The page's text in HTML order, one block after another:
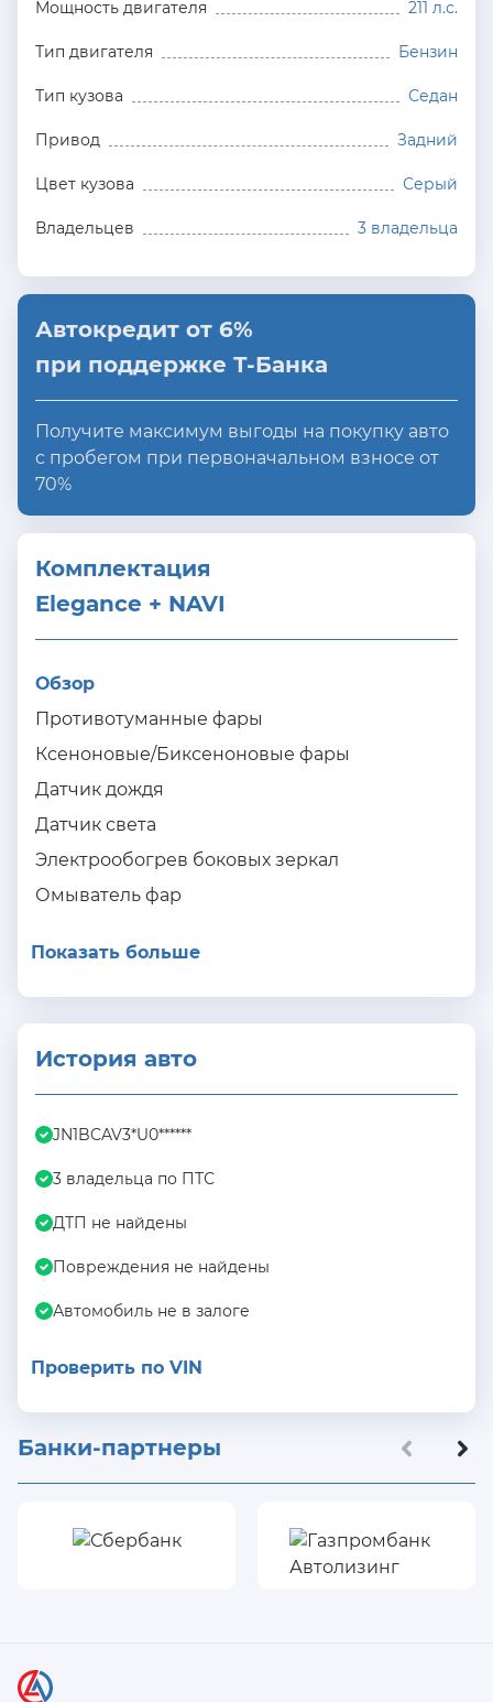
Мощность двигателя 211 л.с.
Тип двигателя Бензин
Тип кузова Седан
Привод Задний
Цвет кузова Серый
Владельцев 3 владельца
Автокредит от 6%
при поддержке Т-Банка
Получите максимум выгоды на покупку авто
с пробегом при первоначальном взносе от
70%
Комплектация
Elegance + NAVI
Обзор
Противотуманные фары
Ксеноновые/Биксеноновые фары
Датчик дождя
Датчик света
Электрообогрев боковых зеркал
Омыватель фар
Показать больше
История авто
JN1BCAV3*U0******
3 владельца по ПТС
ДТП не найдены
Повреждения не найдены
Автомобиль не в залоге
Проверить по VIN
Банки-партнеры